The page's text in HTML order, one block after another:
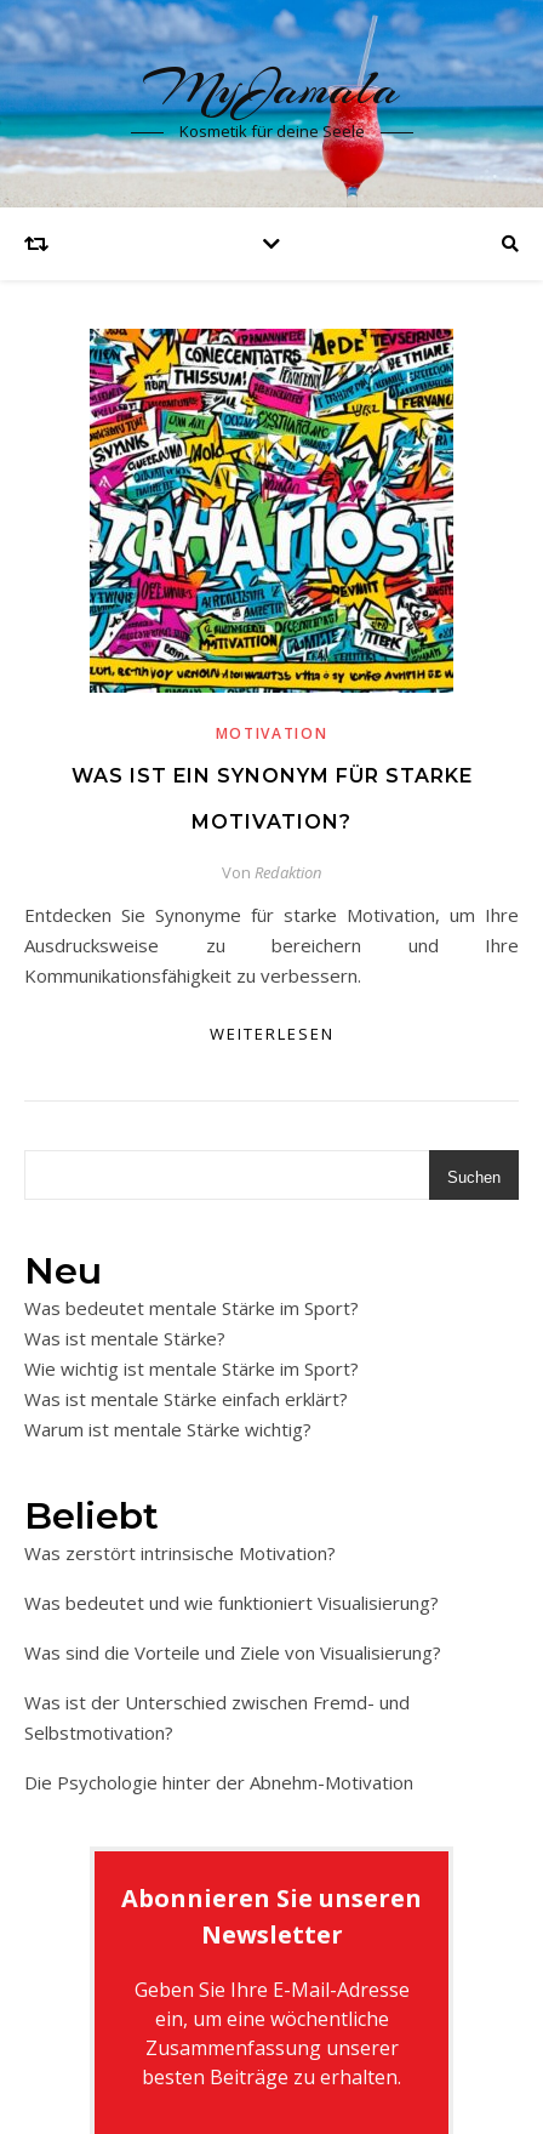
MyJamala
Kosmetik für deine Seele
MOTIVATION
WAS IST EIN SYNONYM FÜR STARKE
MOTIVATION?
Von Redaktion
Entdecken Sie Synonyme für starke Motivation, um Ihre
Ausdrucksweise zu bereichern und Ihre
Kommunikationsfähigkeit zu verbessern.
WEITERLESEN
Suchen
Neu
Was bedeutet mentale Stärke im Sport?
Was ist mentale Stärke?
Wie wichtig ist mentale Stärke im Sport?
Was ist mentale Stärke einfach erklärt?
Warum ist mentale Stärke wichtig?
Beliebt
Was zerstört intrinsische Motivation?
Was bedeutet und wie funktioniert Visualisierung?
Was sind die Vorteile und Ziele von Visualisierung?
Was ist der Unterschied zwischen Fremd- und
Selbstmotivation?
Die Psychologie hinter der Abnehm-Motivation
Abonnieren Sie unseren
Newsletter
Geben Sie Ihre E-Mail-Adresse
ein, um eine wöchentliche
Zusammenfassung unserer
besten Beiträge zu erhalten.